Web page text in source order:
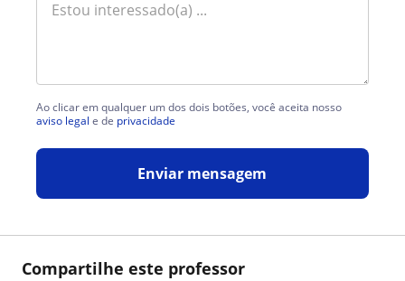
Compartilhe este professor
Ao clicar em qualquer um dos dois botões, você aceita nosso
aviso legal e de privacidade
Enviar mensagem